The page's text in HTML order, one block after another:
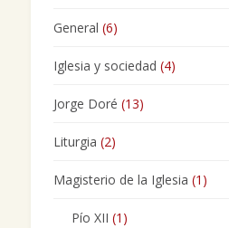
General (6)
Iglesia y sociedad (4)
Jorge Doré (13)
Liturgia (2)
Magisterio de la Iglesia (1)
Pío XII (1)